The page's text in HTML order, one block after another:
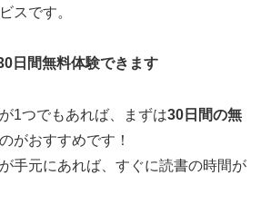
スです。
日間無料体験できます
1つでもあれば、まずは30日間の無
がおすすめです！
手元にあれば、すぐに読書の時間が